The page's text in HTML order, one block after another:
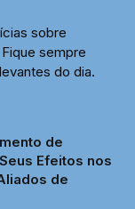
sobre
sempre
do dia.
de
Efeitos nos
de